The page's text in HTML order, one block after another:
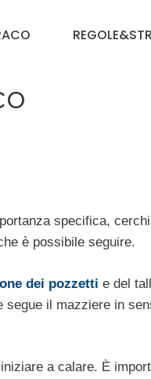
specifica,
è possibile seguire.
dei pozzetti e del
il mazziere in
a calare. È